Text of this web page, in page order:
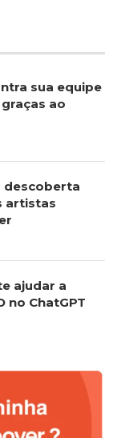
sua equipe
ao
descoberta
artistas
ajudar a
no ChatGPT